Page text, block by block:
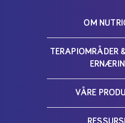
OM
TERAPIOMRÅDER
VÅRE